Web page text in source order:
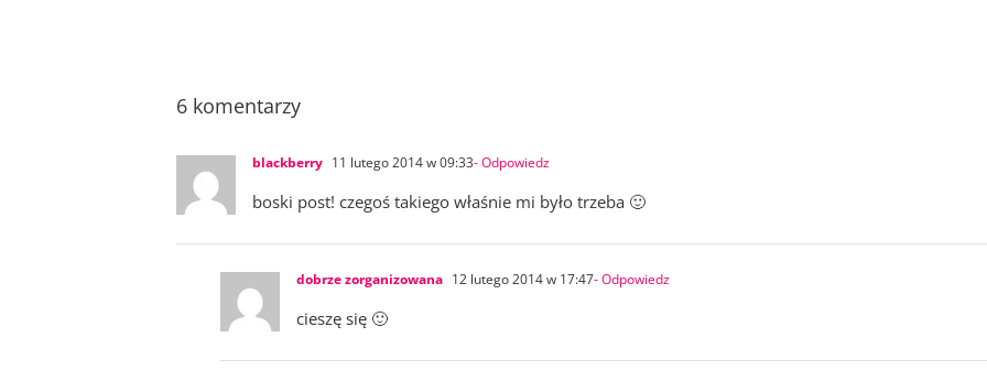
6 komentarzy
blackberry 11 lutego 2014 w 09:33- Odpowiedz
boski post! czegoś takiego właśnie mi było trzeba 🙂
dobrze zorganizowana 12 lutego 2014 w 17:47- Odpowiedz
cieszę się 🙂